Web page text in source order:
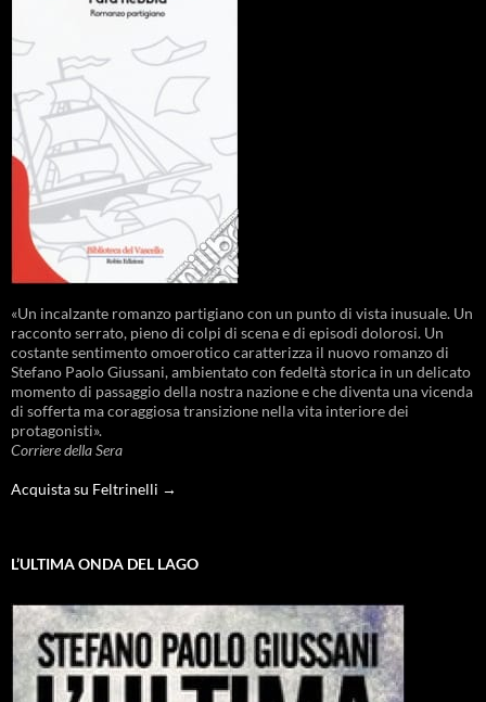
«Un incalzante romanzo partigiano con un punto di vista inusuale. Un
racconto serrato, pieno di colpi di scena e di episodi dolorosi. Un
costante sentimento omoerotico caratterizza il nuovo romanzo di
Stefano Paolo Giussani, ambientato con fedeltà storica in un delicato
momento di passaggio della nostra nazione e che diventa una vicenda
di sofferta ma coraggiosa transizione nella vita interiore dei
protagonisti».
Corriere della Sera
Acquista su Feltrinelli →
L’ULTIMA ONDA DEL LAGO